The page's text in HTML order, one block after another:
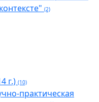
(2)
г.) (10)
практическая